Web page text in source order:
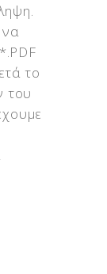
να
το
του